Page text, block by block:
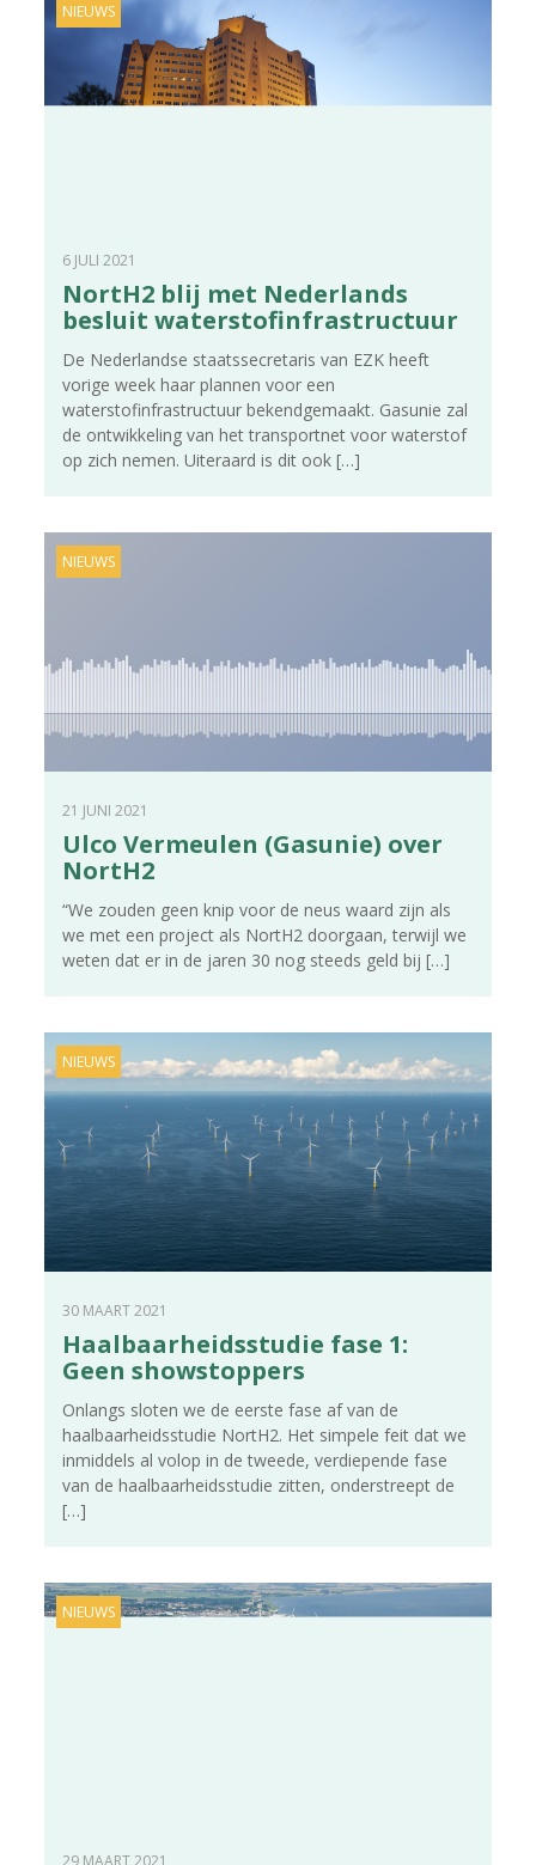
NIEUWS
6 JULI 2021
NortH2 blij met Nederlands
besluit waterstofinfrastructuur
De Nederlandse staatssecretaris van EZK heeft
vorige week haar plannen voor een
waterstofinfrastructuur bekendgemaakt. Gasunie zal
de ontwikkeling van het transportnet voor waterstof
op zich nemen. Uiteraard is dit ook[…]
NIEUWS
21 JUNI 2021
Ulco Vermeulen (Gasunie) over
NortH2
“We zouden geen knip voor de neus waard zijn als
we met een project als NortH2 doorgaan, terwijl we
weten dat er in de jaren 30 nog steeds geld bij […]
NIEUWS
30 MAART 2021
Haalbaarheidsstudie fase 1:
Geen showstoppers
Onlangs sloten we de eerste fase af van de
haalbaarheidsstudie NortH2. Het simpele feit dat we
inmiddels al volop in de tweede, verdiepende fase
van de haalbaarheidsstudie zitten, onderstreept de
[…]
NIEUWS
29 MAART 2021